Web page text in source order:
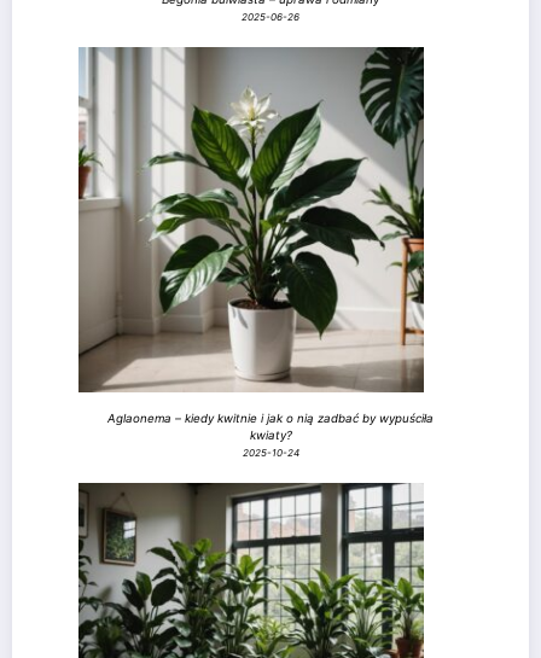
2025-06-26
Aglaonema – kiedy kwitnie i jak o nią zadbać by wypuściła
kwiaty?
2025-10-24